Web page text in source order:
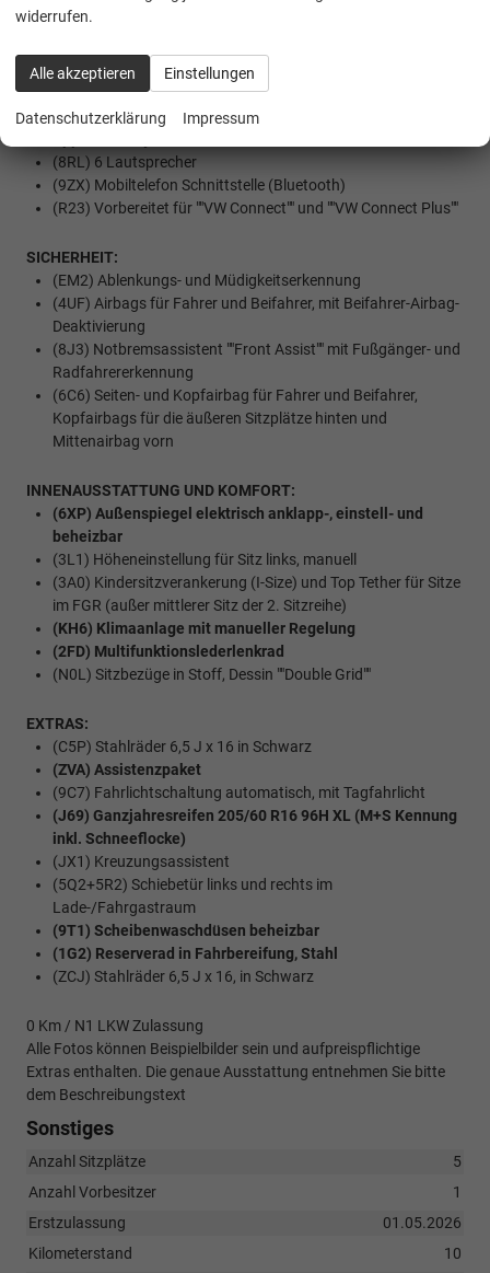
Farbdisplay
(U9G) Extern, USB Typ-C Datenbuchse(n) mit erhöhter
Ladeleistung
(9WJ) App-Connect inklusive App-Connect Wireless für
(8RL) 6 Lautsprecher
(9ZX) Mobiltelefon Schnittstelle (Bluetooth)
(R23) Vorbereitet für ""VW Connect"" und ""VW Connect Plus""
SICHERHEIT:
(EM2) Ablenkungs- und Müdigkeitserkennung
(4UF) Airbags für Fahrer und Beifahrer, mit Beifahrer-Airbag-
Deaktivierung
(8J3) Notbremsassistent ""Front Assist"" mit Fußgänger- und
Radfahrererkennung
(6C6) Seiten- und Kopfairbag für Fahrer und Beifahrer,
Kopfairbags für die äußeren Sitzplätze hinten und
Mittenairbag vorn
INNENAUSSTATTUNG UND KOMFORT:
(6XP) Außenspiegel elektrisch anklapp-, einstell- und
beheizbar
(3L1) Höheneinstellung für Sitz links, manuell
(3A0) Kindersitzverankerung (I-Size) und Top Tether für Sitze
im FGR (außer mittlerer Sitz der 2. Sitzreihe)
(KH6) Klimaanlage mit manueller Regelung
(2FD) Multifunktionslederlenkrad
(N0L) Sitzbezüge in Stoff, Dessin ""Double Grid""
EXTRAS:
(C5P) Stahlräder 6,5 J x 16 in Schwarz
(ZVA) Assistenzpaket
(9C7) Fahrlichtschaltung automatisch, mit Tagfahrlicht
(J69) Ganzjahresreifen 205/60 R16 96H XL (M+S Kennung
inkl. Schneeflocke)
(JX1) Kreuzungsassistent
(5Q2+5R2) Schiebetür links und rechts im
Lade-/Fahrgastraum
(9T1) Scheibenwaschdüsen beheizbar
(1G2) Reserverad in Fahrbereifung, Stahl
(ZCJ) Stahlräder 6,5 J x 16, in Schwarz
0 Km / N1 LKW Zulassung
Alle Fotos können Beispielbilder sein und aufpreispflichtige
Extras enthalten. Die genaue Ausstattung entnehmen Sie bitte
dem Beschreibungstext
Sonstiges
Anzahl Sitzplätze
5
Anzahl Vorbesitzer
1
Erstzulassung
01.05.2026
Kilometerstand
10
widerrufen.
Alle akzeptieren Einstellungen
Datenschutzerklärung Impressum